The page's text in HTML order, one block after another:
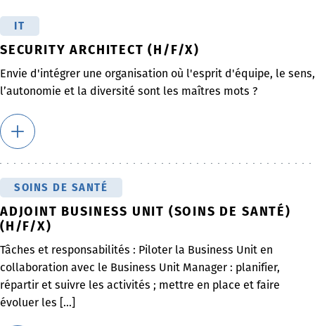
IT
SECURITY ARCHITECT (H/F/X)
Envie d'intégrer une organisation où l'esprit d'équipe, le sens,
l’autonomie et la diversité sont les maîtres mots ?
SOINS DE SANTÉ
ADJOINT BUSINESS UNIT (SOINS DE SANTÉ)
(H/F/X)
Tâches et responsabilités : Piloter la Business Unit en
collaboration avec le Business Unit Manager : planifier,
répartir et suivre les activités ; mettre en place et faire
évoluer les [...]